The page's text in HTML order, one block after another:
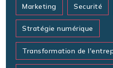
Marketing Securité
Stratégie numérique
Transformation de